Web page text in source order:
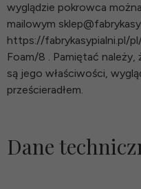
wyglądzie pokrowca
mailowym
https://fabrykasypialni.pl/
Foam/8 . Pamiętać
są jego właściwości,
prześcieradłem.
Dane